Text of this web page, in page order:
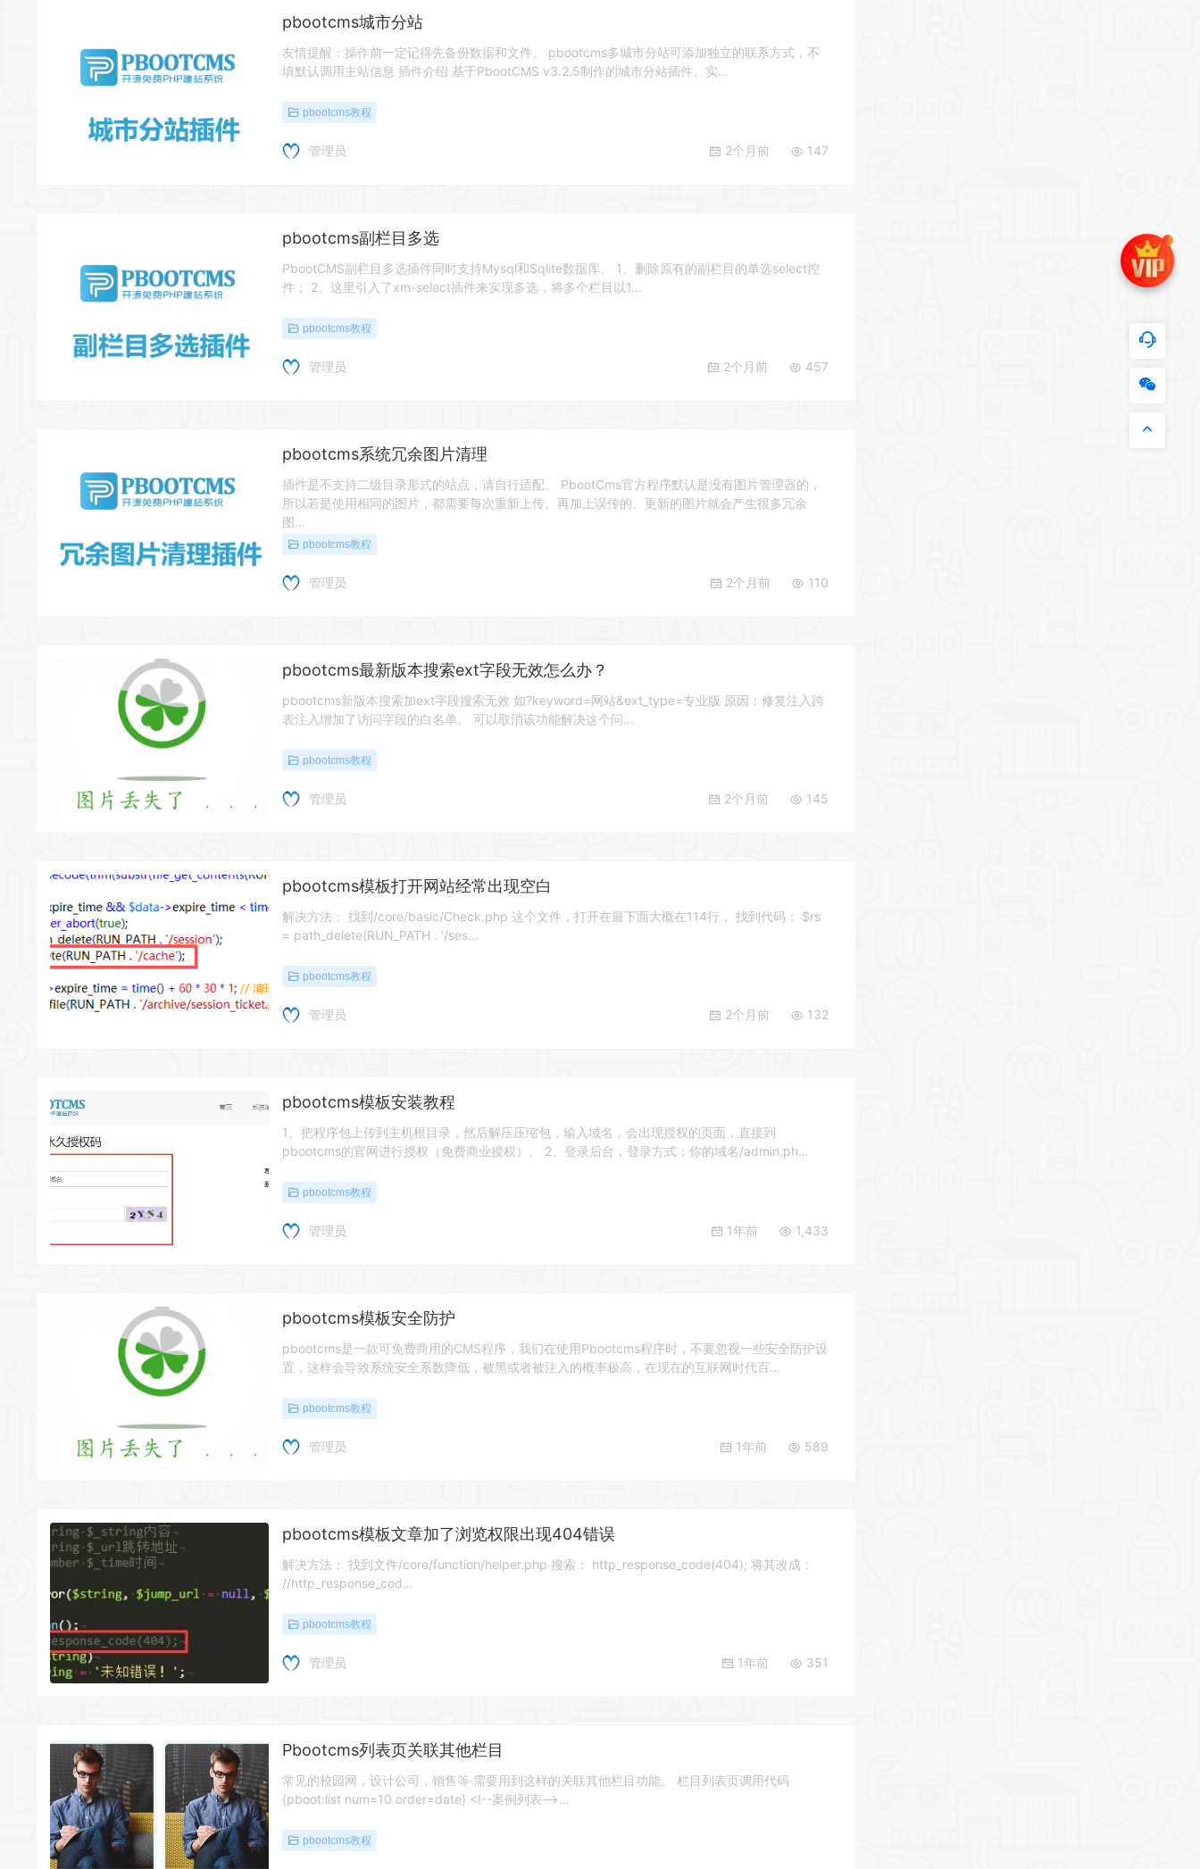
pbootcms城市分站
友情提醒：操作前一定记得先备份数据和文件。 pbootcms多城市分站可添加独立的联系方式，不
填默认调用主站信息 插件介绍 基于PbootCMS v3.2.5制作的城市分站插件。实…
pbootcms教程
管理员 2个月前 147
pbootcms副栏目多选
PbootCMS副栏目多选插件同时支持Mysql和Sqlite数据库。 1、删除原有的副栏目的单选select控
件； 2、这里引入了xm-select插件来实现多选，将多个栏目以1…
pbootcms教程
管理员 2个月前 457
pbootcms系统冗余图片清理
插件是不支持二级目录形式的站点，请自行适配。 PbootCms官方程序默认是没有图片管理器的，
所以若是使用相同的图片，都需要每次重新上传。再加上误传的、更新的图片就会产生很多冗余
图…
pbootcms教程
管理员 2个月前 110
pbootcms最新版本搜索ext字段无效怎么办？
pbootcms新版本搜索加ext字段搜索无效 如?keyword=网站&ext_type=专业版 原因：修复注入跨
表注入增加了访问字段的白名单。 可以取消该功能解决这个问…
pbootcms教程
管理员 2个月前 145
pbootcms模板打开网站经常出现空白
解决方法： 找到/core/basic/Check.php 这个文件，打开在最下面大概在114行， 找到代码： $rs
= path_delete(RUN_PATH . '/ses…
pbootcms教程
管理员 2个月前 132
pbootcms模板安装教程
1、把程序包上传到主机根目录，然后解压压缩包，输入域名，会出现授权的页面，直接到
pbootcms的官网进行授权（免费商业授权）。 2、登录后台，登录方式：你的域名/admin.ph…
pbootcms教程
管理员 1年前 1,433
pbootcms模板安全防护
pbootcms是一款可免费商用的CMS程序，我们在使用Pbootcms程序时，不要忽视一些安全防护设
置，这样会导致系统安全系数降低，被黑或者被注入的概率极高，在现在的互联网时代百…
pbootcms教程
管理员 1年前 589
pbootcms模板文章加了浏览权限出现404错误
解决方法： 找到文件/core/function/helper.php 搜索： http_response_code(404); 将其改成：
//http_response_cod…
pbootcms教程
管理员 1年前 351
Pbootcms列表页关联其他栏目
常见的校园网，设计公司，销售等 需要用到这样的关联其他栏目功能。 栏目列表页调用代码
{pboot:list num=10 order=date} <!--案例列表-->…
pbootcms教程